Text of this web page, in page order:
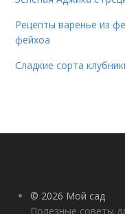
Рецепты варенье из
фейхоа
Сладкие сорта
© 2026 Мой сад
Полезные советы